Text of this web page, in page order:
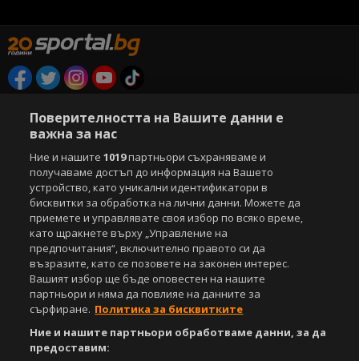
Този уебсайт е собственост наSportal Media Group
Етични правила на НСС
Лични данни
Управление на предпочитания
Съдържанието на този уеб сайт и технологиите, използвани в него, са
под закрила на Закона за авторското право и сродните му права.
Всички статии, репортажи, интервюта и други текстови, графични и
видео материали, публикувани в сайта, са собственост на Агенция
Спортал, освен ако изрично е посочено друго. Допуска се
публикуване на текстови материали само след писмено съгласие на
Агенция Спортал, посочване на източника и добавяне на линк към
www.sportal.bg. Използването на графични и видео материали,
публикувани в сайта, е строго забранено. Нарушителите ще бъдат
санкционирани с цялата строгост на закона.
Поверителността на Вашите данни е
важна за нас
Ние и нашите1019партньори съхраняваме и
получаваме достъп до информация на Вашето
устройство, като уникални идентификатори в
бисквитки за обработка на лични данни. Можете да
приемете и управлявате своя избор по всяко време,
като щракнете върху „Управление на
предпочитания“, включително правото си да
възразите, като се позовете на законен интерес.
Вашият избор ще бъде оповестен на нашите
партньори и няма да повлияе на данните за
сърфиране. Политика за бисквитките
Ние и нашите партньори обработваме данни, за да
предоставим: